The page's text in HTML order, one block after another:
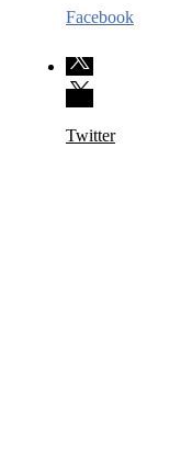
Facebook
Twitter